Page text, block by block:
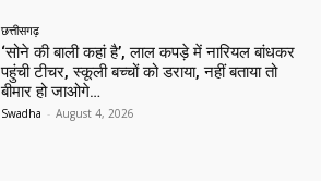
छत्तीसगढ़
‘सोने की बाली कहां है’, लाल कपड़े में नारियल बांधकर
पहुंची टीचर, स्कूली बच्चों को डराया, नहीं बताया तो
बीमार हो जाओगे…
Swadha - August 4, 2026